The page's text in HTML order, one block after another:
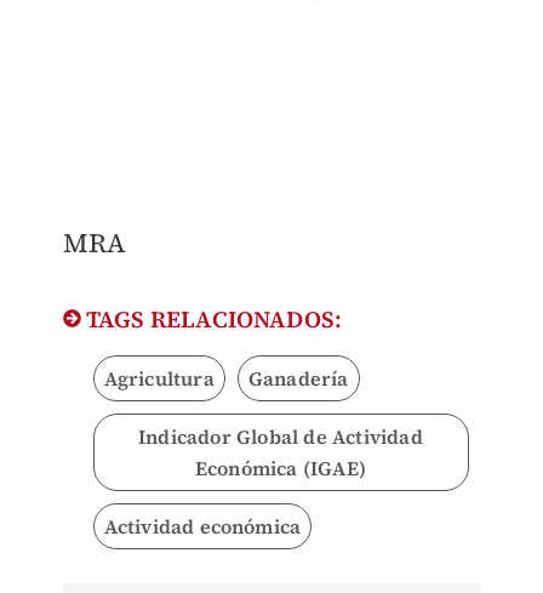
MRA
TAGS RELACIONADOS:
Agricultura Ganadería
Indicador Global de Actividad
Económica (IGAE)
Actividad económica